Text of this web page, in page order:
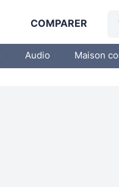
COMPARER
Audio Maison